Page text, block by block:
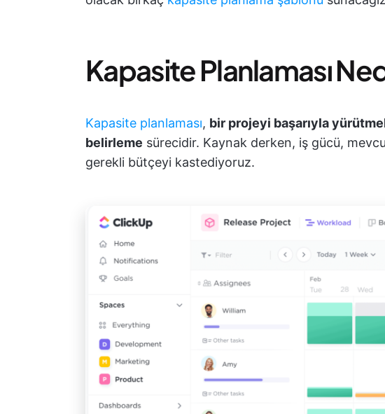
Kapasite Planlaması
Kapasite planlaması, bir projeyi başarıyla
belirleme sürecidir. Kaynak derken, iş gücü,
gerekli bütçeyi kastediyoruz.